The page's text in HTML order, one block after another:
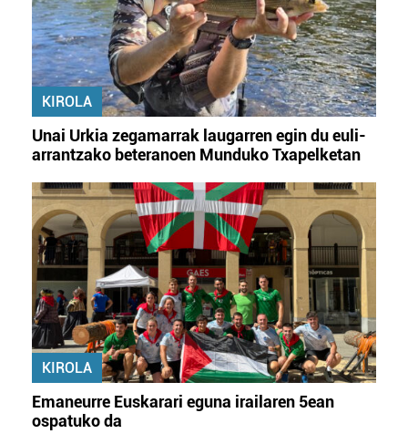
KIROLA
Unai Urkia zegamarrak laugarren egin du euli-
arrantzako beteranoen Munduko Txapelketan
KIROLA
Emaneurre Euskarari eguna irailaren 5ean
ospatuko da